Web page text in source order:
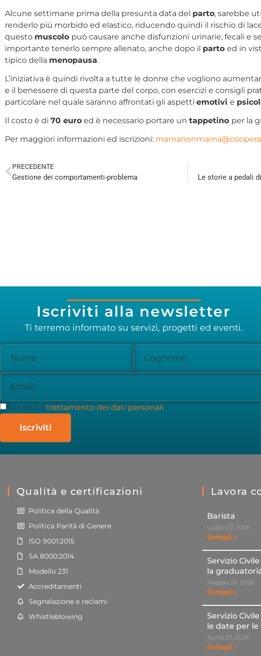
Alcune settimane prima della presunta data del parto, sarebbe
renderlo più morbido ed elastico, riducendo quindi il rischio di
questo muscolo può causare anche disfunzioni urinarie, fecali e
importante tenerlo sempre allenato, anche dopo il parto ed in
tipico della menopausa.
L’iniziativa è quindi rivolta a tutte le donne che vogliono
e il benessere di questa parte del corpo, con esercizi e consigli
particolare nel quale saranno affrontati gli aspetti emotivi e
Il costo è di 70 euro ed è necessario portare un tappetino per la
Per maggiori informazioni ed iscrizioni:
PRECEDENTE
Gestione dei comportamenti-problema Le storie a pedali
Iscriviti alla newsletter
Ti terremo informato su servizi, progetti ed eventi.
Accetto il trattamento dei dati personali
Iscriviti
Qualità e certificazioni
Politica della Qualità
Politica Parità di Genere
ISO 9001:2015
SA 8000:2014
Modello 231
Accreditamenti
Segnalazione e reclami
Whistleblowing
Lavora
Barista
Luglio 27, 2026
Dettagli »
Servizio
la
Maggio 26, 2026
Dettagli »
Servizio
le date per le
Aprile 27, 2026
Dettagli »